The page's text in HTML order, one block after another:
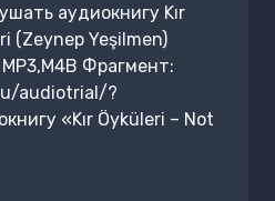
аудиокнигу Kır
(Zeynep Yeşilmen)
Фрагмент:
audiotrial/?
«Kır Öyküleri – Not